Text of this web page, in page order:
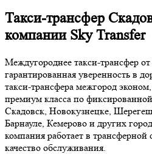
Такси-трансфер
компании Sky Transfer
Междугороднее такси-трансфер
гарантированная уверенность в
такси-трансфера межгород
премиум класса по
Скадовск, Новокузнецке,
Барнауле, Кемерово и других
компания работает в
качество обслуживания.